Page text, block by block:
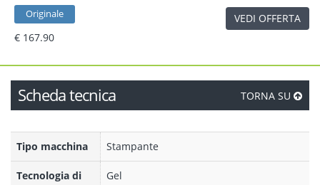
Originale
€ 167.90
VEDI OFFERTA
Scheda tecnica TORNA SU
Tipo macchina Stampante
Tecnologia di
Gel